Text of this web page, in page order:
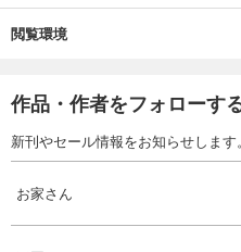
閲覧環境
作品・作者をフォローす
新刊やセール情報をお知らせします。
お家さん